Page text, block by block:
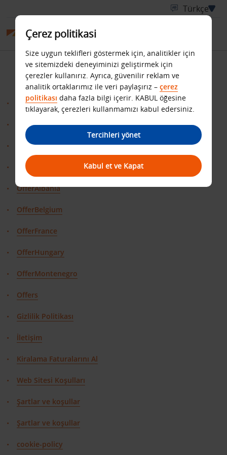
Site haritası
BudgetBelgium
BudgetFrance
Destinations
Home
OfferAlbania
OfferBelgium
OfferFrance
OfferHungary
OfferMontenegro
Offers
Gizlilik Politikası
İletişim
Kiralama Faturalarını Al
Web Sitesi Koşulları
Şartlar ve koşullar
Şartlar ve koşullar
cookie-policy
Çerez politikasi
Size uygun teklifleri göstermek için, analitikler için
ve sitemizdeki deneyiminizi geliştirmek için
çerezler kullanırız. Ayrıca, güvenilir reklam ve
analitik ortaklarımız ile veri paylaşırız – çerez
politikası daha fazla bilgi içerir. KABUL öğesine
tıklayarak, çerezleri kullanmamızı kabul edersiniz.
Tercihleri yönet
Kabul et ve Kapat